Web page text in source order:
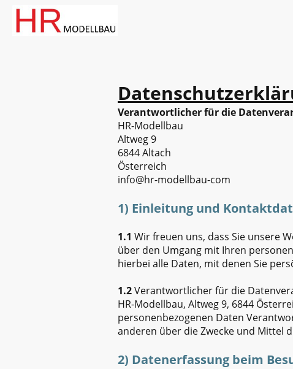
Verantwortlicher für die
HR-Modellbau
Altweg 9
6844 Altach
Österreich
info@hr-modellbau-com
1) Einleitung und
1.1 Wir freuen uns, dass Sie unsere
über den Umgang mit Ihren
hierbei alle Daten, mit denen Sie
1.2Verantwortlicher für die
HR-Modellbau, Altweg 9, 6844
personenbezogenen Daten
anderen über die Zwecke und Mittel
2) Datenerfassung beim